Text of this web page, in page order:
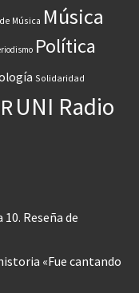
Música Música
Política
Solidaridad
UNI Radio
Reseña de
«Fue cantando